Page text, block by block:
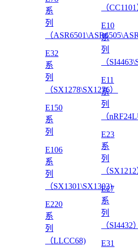
系
列
（
E32
系
列
（SX1278\SX1276）
E150
系
列
E106
系
列
（SX1301\SX1302)
E220
系
列
（LLCC68)
（CC1101
E10
系
列
（
E11
系
列
（
E23
系
列
（SX1212
E27
系
列
（SI4432）
E31